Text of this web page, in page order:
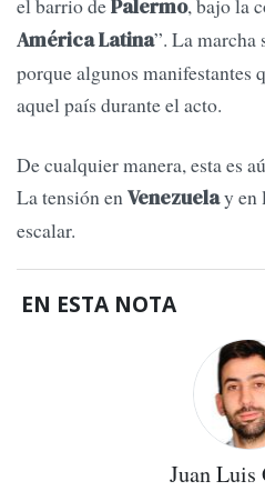
el barrio dePalermo, bajo la
América Latina”. La marcha
porque algunos manifestantes
aquel país durante el acto.
De cualquier manera, esta es
La tensión enVenezuelay en
escalar.
EN ESTA NOTA
Juan Luis